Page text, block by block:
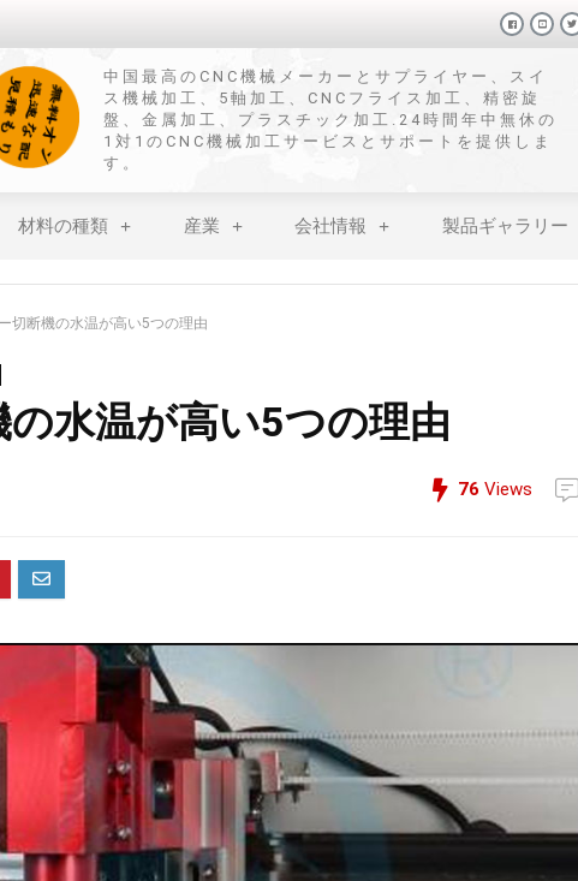
中国最高のCNC機械メーカーとサプライヤー、スイ
ス機械加工、5軸加工、CNCフライス加工、精密旋
盤、金属加工、プラスチック加工.24時間年中無休の
1対1のCNC機械加工サービスとサポートを提供しま
す。
材料の種類 産業 会社情報 製品ギャラリー
切断機の水温が高い5つの理由
水温が高い5つの理由
76 Views